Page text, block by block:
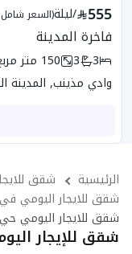
555
/ليلة(السعر شامل
فاخرة المدينة
3
3
150 متر
وادي مذينب, المدينة
الرئيسية
شقق
شقق للايجار اليومي في
شقق للايجار اليومي حي
شقق للإيجار